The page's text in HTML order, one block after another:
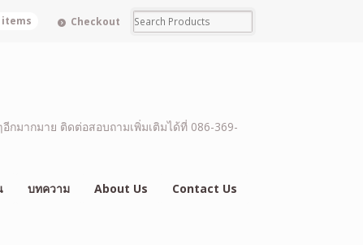
items Checkout
มากมาย ติดต่อสอบถามเพิ่มเติมได้ที่ 086-369-
บทความ About Us Contact Us